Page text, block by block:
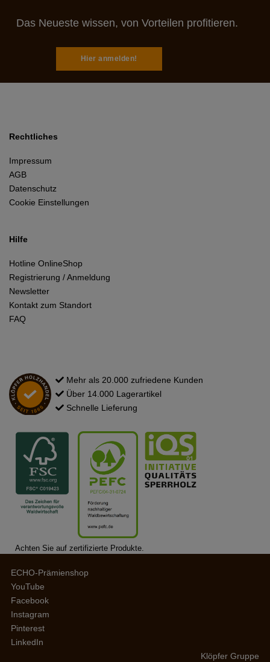
Das Neueste wissen, von Vorteilen profitieren.
Hier anmelden!
Rechtliches
Impressum
AGB
Datenschutz
Cookie Einstellungen
Hilfe
Hotline OnlineShop
Registrierung / Anmeldung
Newsletter
Kontakt zum Standort
FAQ
Mehr als 20.000 zufriedene Kunden
Über 14.000 Lagerartikel
Schnelle Lieferung
Achten Sie auf zertifizierte Produkte.
ECHO-Prämienshop
YouTube
Facebook
Instagram
Pinterest
LinkedIn
Klöpfer Gruppe